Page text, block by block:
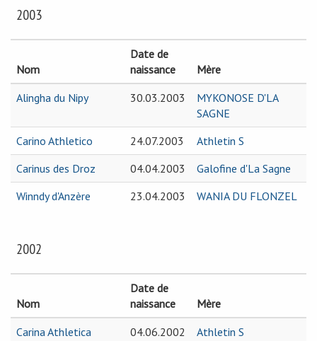
2003
Nom
Date de
naissance
Mère
Alingha du Nipy
30.03.2003
MYKONOSE D'LA
SAGNE
Carino Athletico
24.07.2003
Athletin S
Carinus des Droz
04.04.2003
Galofine d'La Sagne
Winndy d'Anzère
23.04.2003 WANIA DU FLONZEL
2002
Nom
Date de
naissance
Mère
Carina Athletica
04.06.2002
Athletin S